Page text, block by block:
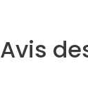
Avis